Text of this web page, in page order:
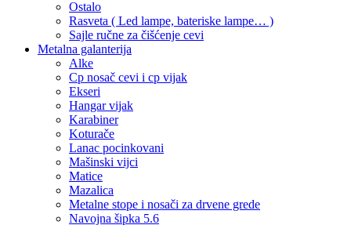
Ostalo
Rasveta ( Led lampe, bateriske lampe… )
Sajle ručne za čišćenje cevi
Metalna galanterija
Alke
Cp nosač cevi i cp vijak
Ekseri
Hangar vijak
Karabiner
Koturače
Lanac pocinkovani
Mašinski vijci
Matice
Mazalica
Metalne stope i nosači za drvene grede
Navojna šipka 5.6